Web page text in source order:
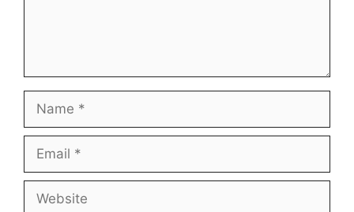
Name
Email
Website